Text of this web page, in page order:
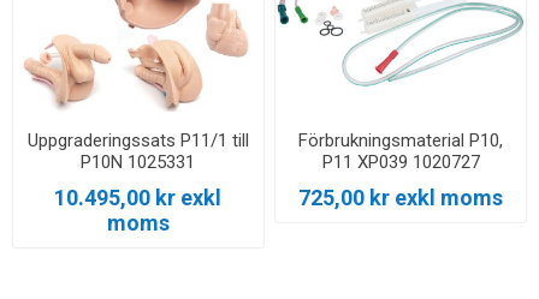
Uppgraderingssats P11/1 till
P10N 1025331
10.495,00 kr exkl
moms
Förbrukningsmaterial P10,
P11 XP039 1020727
725,00 kr exkl moms